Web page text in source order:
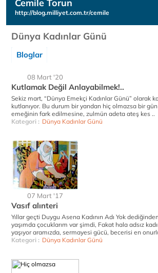
Cemile Torun
http://blog.milliyet.com.tr/cemile
Dünya Kadınlar Günü
Bloglar
08 Mart '20
Kutlamak Değil Anlayabilmek!..
Sekiz mart, “Dünya Emekçi Kadınlar Günü” olarak
kutlanıyor. Bu durum bir yandan hiç olmazsa bir
emeğinin fark edilmesine, zulmün adeta ateş kes ..
Kategori : Dünya Kadınlar Günü
07 Mart '17
Vasıf alınteri
Yıllar geçti Duygu Asena Kadının Adı Yok
yaşımda çocuklarım var şimdi, Fakat hala adsız
yaşıyor aramızda, sermayesi gücü, becerisi en
Kategori : Dünya Kadınlar Günü